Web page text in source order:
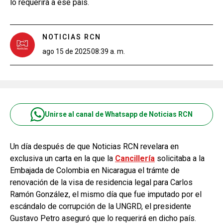
lo requerirá a ese país.
NOTICIAS RCN
ago 15 de 202508:39 a. m.
Unirse al canal de Whatsapp de Noticias RCN
Un día después de que Noticias RCN revelara en
exclusiva un carta en la que la Cancillería solicitaba a la
Embajada de Colombia en Nicaragua el trámte de
renovación de la visa de residencia legal para Carlos
Ramón González, el mismo día que fue imputado por el
escándalo de corrupción de la UNGRD, el presidente
Gustavo Petro aseguró que lo requerirá en dicho país.